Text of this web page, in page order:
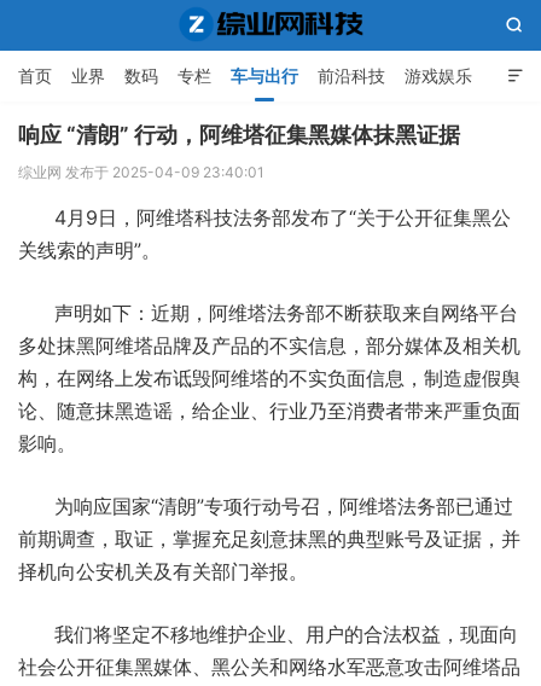

首页 业界 数码 专栏 车与出行 前沿科技 游戏娱乐
人工智能

响应 “清朗” 行动，阿维塔征集黑媒体抹黑证据
综业网 发布于 2025-04-09 23:40:01
4月9日，阿维塔科技法务部发布了“关于公开征集黑公
关线索的声明”。
声明如下：近期，阿维塔法务部不断获取来自网络平台
多处抹黑阿维塔品牌及产品的不实信息，部分媒体及相关机
构，在网络上发布诋毁阿维塔的不实负面信息，制造虚假舆
论、随意抹黑造谣，给企业、行业乃至消费者带来严重负面
影响。
为响应国家“清朗”专项行动号召，阿维塔法务部已通过
前期调查，取证，掌握充足刻意抹黑的典型账号及证据，并
择机向公安机关及有关部门举报。
我们将坚定不移地维护企业、用户的合法权益，现面向
社会公开征集黑媒体、黑公关和网络水军恶意攻击阿维塔品